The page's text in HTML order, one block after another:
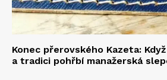
Konec přerovského Kazeta:
a tradici pohřbí manažerská